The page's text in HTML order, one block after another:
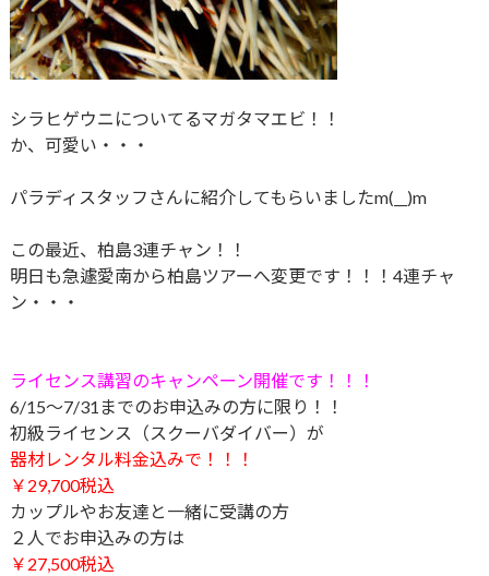
シラヒゲウニについてるマガタマエビ！！
か、可愛い・・・
パラディスタッフさんに紹介してもらいましたm(__)m
この最近、柏島3連チャン！！
明日も急遽愛南から柏島ツアーへ変更です！！！4連チャ
ン・・・
ライセンス講習のキャンペーン開催です！！！
6/15～7/31までのお申込みの方に限り！！
初級ライセンス（スクーバダイバー）が
器材レンタル料金込みで！！！
￥29,700税込
カップルやお友達と一緒に受講の方
２ 人でお申込みの方は
￥27,500税込